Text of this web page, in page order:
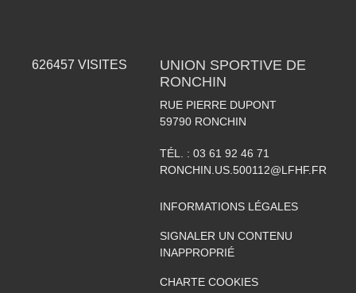
626457 VISITES
UNION SPORTIVE DE
RONCHIN
RUE PIERRE DUPONT
59790 RONCHIN
TÉL. : 03 61 92 46 71
RONCHIN.US.500112@LFHF.FR
INFORMATIONS LÉGALES
SIGNALER UN CONTENU
INAPPROPRIÉ
CHARTE COOKIES